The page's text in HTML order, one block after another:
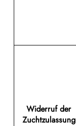
Widerruf der
Zuchtzulassung